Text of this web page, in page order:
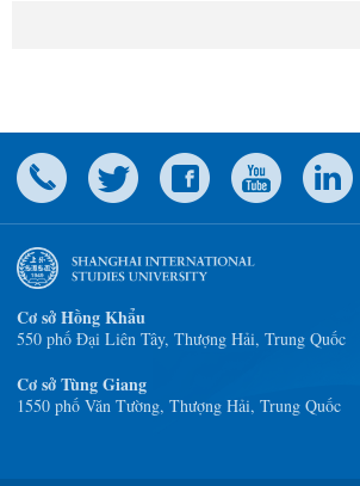
Cơ sở Hồng Khẩu
550 phố Đại Liên Tây, Thượng Hải, Trung Quốc
Cơ sở Tùng Giang
1550 phố Văn Tường, Thượng Hải, Trung Quốc